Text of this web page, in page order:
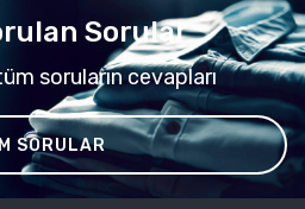
Sorular
soruların cevapları
SORULAR